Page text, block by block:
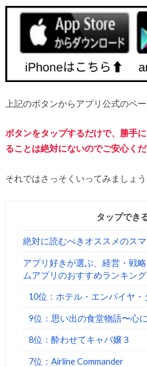
上記のボタンからアプリ公式のペ
ボタンをタップするだけで、勝手
ることは絶対にないのでご安心くだ
それではさっそくいってみましょう
タップでき
絶対に読むべきオススメのス
アプリ好きが選ぶ、経営・戦
ムアプリのおすすめランキン
10位：ホテル・エンパイヤ・
9位：思い出の食堂物語〜心
8位：酔わせてキャバ嬢３
7位：Airline Commander